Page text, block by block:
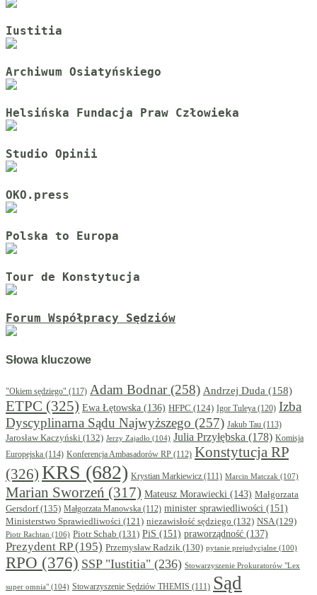
Iustitia
Archiwum Osiatyńskiego
Helsińska Fundacja Praw Człowieka
Studio Opinii
OKO.press
Polska to Europa
Tour de Konstytucja
Forum Współpracy Sędziów
Słowa kluczowe
"Okiem sędziego" (117) Adam Bodnar(258) Andrzej Duda (158)
ETPC (325) Ewa Łętowska (136) HFPC (124) Igor Tuleya (120) Izba
Dyscyplinarna Sądu Najwyższego (257) Jakub Tau (113)
Jarosław Kaczyński (132) Jerzy Zajadło (104) Julia Przyłębska (178) Komisja
Europejska (114) Konferencja Ambasadorów RP (112) Konstytucja RP
(326) KRS (682) Krystian Markiewicz (111) Marcin Matczak (107)
Marian Sworzeń (317) Mateusz Morawiecki (143) Małgorzata
Gersdorf(135) Małgorzata Manowska (112) minister sprawiedliwości (151)
Ministerstwo Sprawiedliwości (121) niezawisłość sędziego (132) NSA (129)
Piotr Rachtan (106) Piotr Schab (131) PiS (151) praworządność (137)
Prezydent RP(195) Przemysław Radzik (130) pytanie prejudycjalne (100)
RPO (376) SSP "Iustitia" (236) Stowarzyszenie Prokuratorów "Lex
super omnia" (104) Stowarzyszenie Sędziów THEMIS (111) Sąd